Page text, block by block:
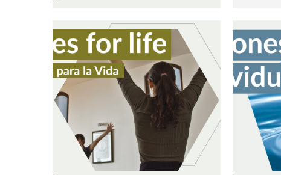
Sesiones ludocorporales
senior